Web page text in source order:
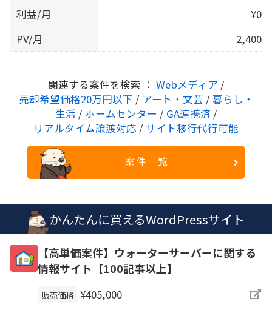
利益/月
¥0
PV/月
2,400
関連する案件を検索 ： Webメディア /
売却希望価格20万円以下 / アート・文芸 / 暮らし・
生活 / ホームセンター / GA連携済 /
リアルタイム譲渡対応 / サイト移行代行可能
案件一覧
かんたんに買えるWordPressサイト
【高単価案件】ウォーターサーバーに関する
情報サイト【100記事以上】
販売価格 ¥405,000